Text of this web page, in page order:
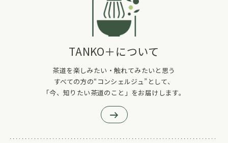
TANKO＋について
茶道を楽しみたい・触れてみたいと思う
すべての方の“コンシェルジュ”として、
「今、知りたい茶道のこと」をお届けします。